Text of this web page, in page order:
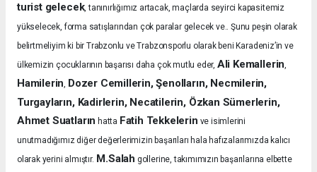
turist gelecek, tanınırlığımız artacak, maçlarda seyirci kapasitemiz
yükselecek, forma satışlarından çok paralar gelecek ve.. Şunu peşin olarak
belirtmeliyim ki bir Trabzonlu ve Trabzonsporlu olarak beni Karadeniz’in ve
ülkemizin çocuklarının başarısı daha çok mutlu eder, Ali Kemallerin,
Hamilerin, Dozer Cemillerin, Şenolların, Necmilerin,
Turgayların, Kadirlerin, Necatilerin, Özkan Sümerlerin,
Ahmet Suatların hatta Fatih Tekkelerin ve isimlerini
unutmadığımız diğer değerlerimizin başarıları hala hafızalarımızda kalıcı
olarak yerini almıştır. M.Salah gollerine, takımımızın başarılarına elbette